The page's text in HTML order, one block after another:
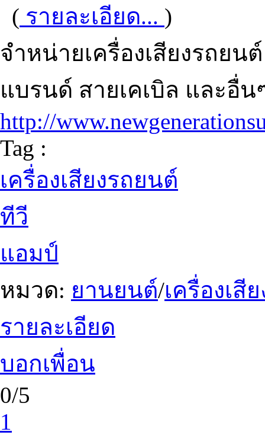
( รายละเอียด... )
จำหน่ายเครื่องเสียงรถย
แบรนด์ สายเคเบิล และอื่
http://
Tag :
เครื่องเสียงรถยนต์
ทีวี
แอมป์
หมวด: ยานยนต์/เครื่องเสี
รายละเอียด
บอกเพื่อน
0/5
1